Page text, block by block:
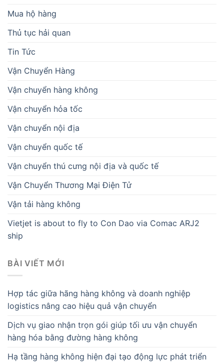
Mua hộ hàng
Thủ tục hải quan
Tin Tức
Vận Chuyển Hàng
Vận chuyển hàng không
Vận chuyển hỏa tốc
Vận chuyển nội địa
Vận chuyển quốc tế
Vận chuyển thú cưng nội địa và quốc tế
Vận Chuyển Thương Mại Điện Tử
Vận tải hàng không
Vietjet is about to fly to Con Dao via Comac ARJ2
ship
BÀI VIẾT MỚI
Hợp tác giữa hãng hàng không và doanh nghiệp
logistics nâng cao hiệu quả vận chuyển
Dịch vụ giao nhận trọn gói giúp tối ưu vận chuyển
hàng hóa bằng đường hàng không
Hạ tầng hàng không hiện đại tạo động lực phát triển